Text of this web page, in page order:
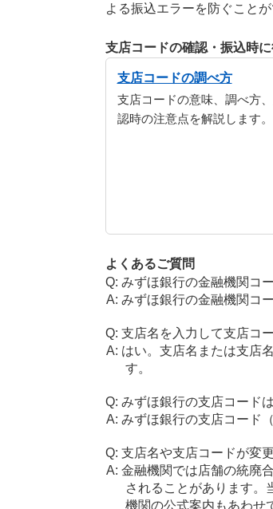
よる振込エラーを防ぐことが
支店コードの確認・振込時
支店コードの調べ方
支店コードの意味、調べ方
認時の注意点を解説します。
よくあるご質問
みずほ銀行の金融機関コ
みずほ銀行の金融機関コ
支店名を入力して支店コ
はい。支店名または支店
す。
みずほ銀行の支店コード
みずほ銀行の支店コード
支店名や支店コードが変
金融機関では店舗の統廃
されることがあります。
機関の公式案内もあわせ